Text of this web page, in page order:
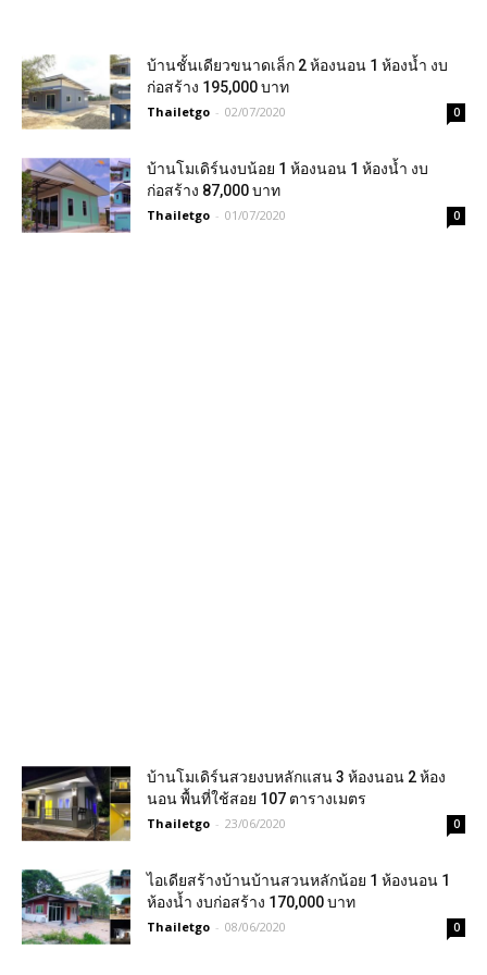
บ้านชั้นเดียวขนาดเล็ก 2 ห้องนอน 1 ห้องน้ำ งบ
ก่อสร้าง 195,000 บาท
Thailetgo - 02/07/2020 0
บ้านโมเดิร์นงบน้อย 1 ห้องนอน 1 ห้องน้ำ งบ
ก่อสร้าง 87,000 บาท
Thailetgo - 01/07/2020 0
บ้านโมเดิร์นสวยงบหลักแสน 3 ห้องนอน 2 ห้อง
นอน พื้นที่ใช้สอย 107 ตารางเมตร
Thailetgo - 23/06/2020 0
ไอเดียสร้างบ้านบ้านสวนหลักน้อย 1 ห้องนอน 1
ห้องน้ำ งบก่อสร้าง 170,000 บาท
Thailetgo - 08/06/2020 0